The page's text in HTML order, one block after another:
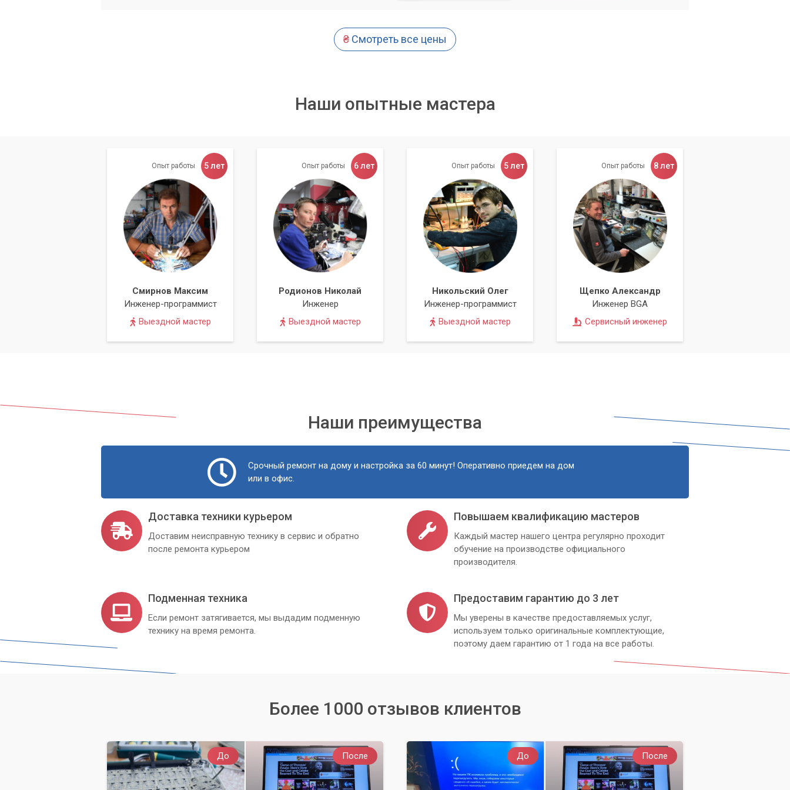
₴ Смотреть все цены
Наши опытные мастера
Опыт работы 5 лет
Смирнов Максим
Инженер-программист
Выездной мастер
Опыт работы 6 лет
Родионов Николай
Инженер
Выездной мастер
Опыт работы 5 лет
Никольский Олег
Инженер-программист
Выездной мастер
Опыт работы 8 лет
Щепко Александр
Инженер BGA
Сервисный инженер
Наши преимущества
Срочный ремонт на дому и настройка за 60 минут! Оперативно приедем на дом
или в офис.
Доставка техники курьером
Доставим неисправную технику в сервис и обратно
после ремонта курьером
Повышаем квалификацию мастеров
Каждый мастер нашего центра регулярно проходит
обучение на производстве официального
производителя.
Подменная техника
Если ремонт затягивается, мы выдадим подменную
технику на время ремонта.
Предоставим гарантию до 3 лет
Мы уверены в качестве предоставляемых услуг,
используем только оригинальные комплектующие,
поэтому даем гарантию от 1 года на все работы.
Более 1000 отзывов клиентов
До После До После